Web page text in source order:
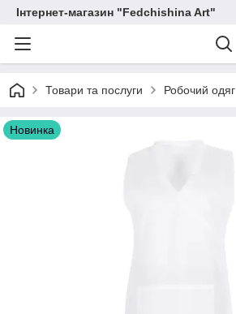
Інтернет-магазин "Fedchishina Art"
Товари та послуги Робочий одяг
Новинка